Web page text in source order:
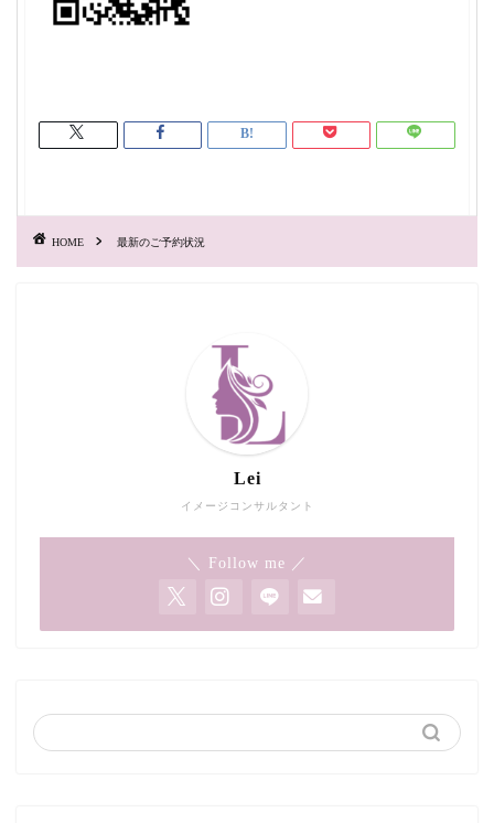
HOME 最新のご予約状況
イメージコンサルタント
Lei
＼ Follow me ／